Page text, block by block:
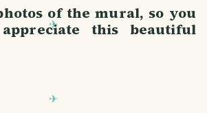
of the mural, so you
this beautiful